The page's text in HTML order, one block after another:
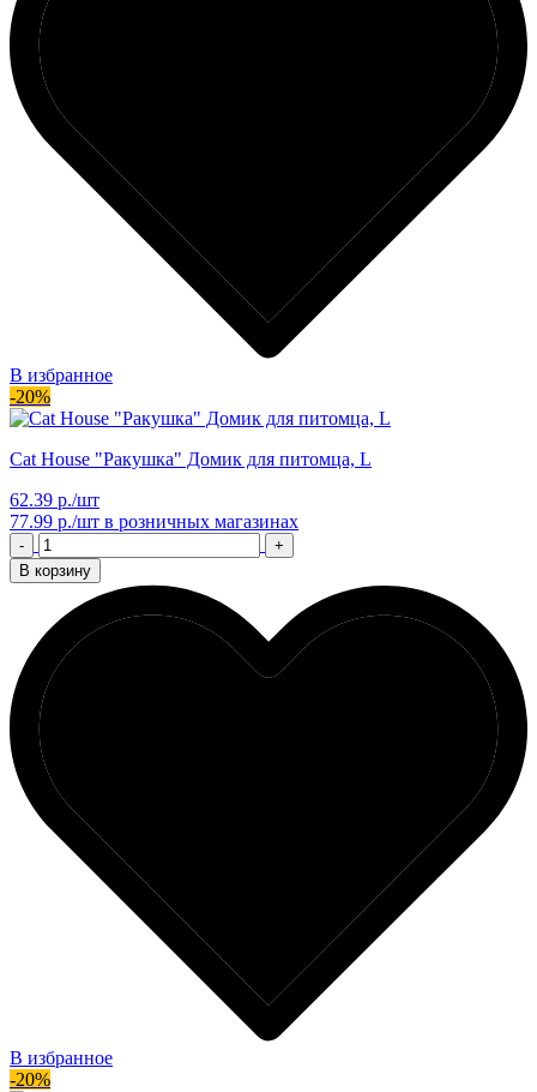
В избранное
-20%
Cat House "Ракушка" Домик для питомца, L
62.39 р./шт
77.99 р./шт в розничных магазинах
-
+
В корзину
В избранное
-20%